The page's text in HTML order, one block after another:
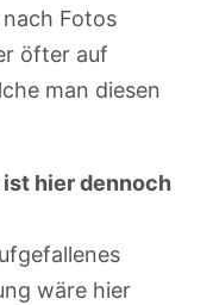
Fotos
öfter auf
man diesen
ist hier dennoch
wäre hier